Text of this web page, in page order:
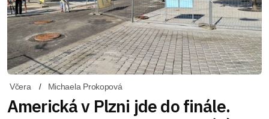
Včera Michaela Prokopová
Americká v Plzni jde do finále.